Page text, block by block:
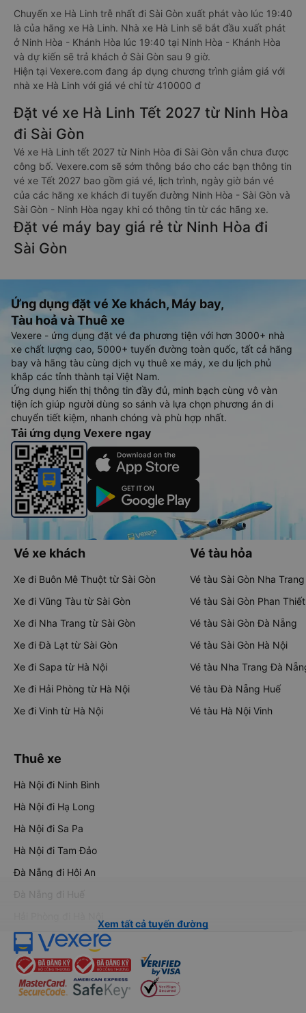
Chuyến xe Hà Linh trễ nhất đi Sài Gòn xuất phát vào lúc 19:40
là của hãng xe Hà Linh. Nhà xe Hà Linh sẽ bắt đầu xuất phát
ở Ninh Hòa - Khánh Hòa lúc 19:40 tại Ninh Hòa - Khánh Hòa
và dự kiến sẽ trả khách ở Sài Gòn sau 9 giờ.
Hiện tại Vexere.com đang áp dụng chương trình giảm giá với
nhà xe Hà Linh với giá vé chỉ từ 410000 đ
Đặt vé xe Hà Linh Tết 2027 từ Ninh Hòa
đi Sài Gòn
Vé xe Hà Linh tết 2027 từ Ninh Hòa đi Sài Gòn vẫn chưa được
công bố. Vexere.com sẽ sớm thông báo cho các bạn thông tin
vé xe Tết 2027 bao gồm giá vé, lịch trình, ngày giờ bán vé
của các hãng xe khách đi tuyến đường Ninh Hòa - Sài Gòn và
Sài Gòn - Ninh Hòa ngay khi có thông tin từ các hãng xe.
Đặt vé máy bay giá rẻ từ Ninh Hòa đi
Sài Gòn
Ứng dụng đặt vé Xe khách, Máy bay,
Tàu hoả và Thuê xe
Vexere - ứng dụng đặt vé đa phương tiện với hơn 3000+ nhà
xe chất lượng cao, 5000+ tuyến đường toàn quốc, tất cả hãng
bay và hãng tàu cùng dịch vụ thuê xe máy, xe du lịch phủ
khắp các tỉnh thành tại Việt Nam.
Ứng dụng hiển thị thông tin đầy đủ, minh bạch cùng vô vàn
tiện ích giúp người dùng so sánh và lựa chọn phương án di
chuyển tiết kiệm, nhanh chóng và phù hợp nhất.
Tải ứng dụng Vexere ngay
Vé xe khách
Xe đi Buôn Mê Thuột từ Sài Gòn
Xe đi Vũng Tàu từ Sài Gòn
Xe đi Nha Trang từ Sài Gòn
Xe đi Đà Lạt từ Sài Gòn
Xe đi Sapa từ Hà Nội
Xe đi Hải Phòng từ Hà Nội
Xe đi Vinh từ Hà Nội
Vé tàu hỏa
Vé tàu Sài Gòn Nha Trang
Vé tàu Sài Gòn Phan Thiết
Vé tàu Sài Gòn Đà Nẵng
Vé tàu Sài Gòn Hà Nội
Vé tàu Nha Trang Đà
Vé tàu Đà Nẵng Huế
Vé tàu Hà Nội Vinh
Thuê xe
Hà Nội đi Ninh Bình
Hà Nội đi Hạ Long
Hà Nội đi Sa Pa
Hà Nội đi Tam Đảo
Đà Nẵng đi Hội An
Đà Nẵng đi Huế
Xem tất cả tuyến đường